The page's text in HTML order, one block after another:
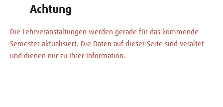
Achtung
Die Lehrveranstaltungen werden gerade für das kommende
Semester aktualisiert. Die Daten auf dieser Seite sind veraltet
und dienen nur zu Ihrer Information.